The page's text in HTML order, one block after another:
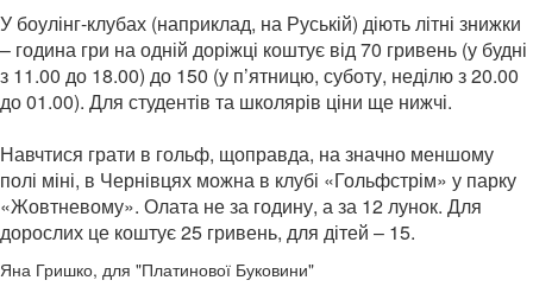
У боулінг-клубах (наприклад, на Руській) діють літні знижки
– година гри на одній доріжці коштує від 70 гривень (у будні
з 11.00 до 18.00) до 150 (у п’ятницю, суботу, неділю з 20.00
до 01.00). Для студентів та школярів ціни ще нижчі.
Навчтися грати в гольф, щоправда, на значно меншому
полі міні, в Чернівцях можна в клубі «Гольфстрім» у парку
«Жовтневому». Олата не за годину, а за 12 лунок. Для
дорослих це коштує 25 гривень, для дітей – 15.
Яна Гришко, для "Платинової Буковини"